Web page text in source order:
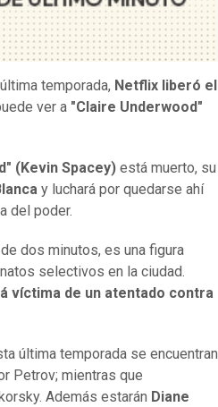
temporada, Netflix liberó el
ver a "Claire Underwood"
(Kevin Spacey) está muerto, su
y luchará por quedarse ahí
del poder.
dos minutos, es una figura
selectivos en la ciudad.
víctima de un atentado contra
última temporada se encuentran
Petrov; mientras que
Además estarán Diane